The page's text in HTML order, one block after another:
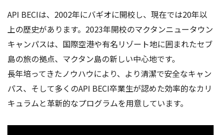
API BECIは、2002年にバギオに開校し、現在では20年以
上の歴史があります。2023年開校のマクタンニュータウン
キャンパスは、国際空港や有名リゾート地に囲まれたセブ
島の旅の拠点、マクタン島の新しい中心地です。
長年培ってきたノウハウにより、より清潔で安全なキャン
パス、そして多くのAPI BECI卒業生が認めた効率的なカリ
キュラムと革新的なプログラムを用意しています。